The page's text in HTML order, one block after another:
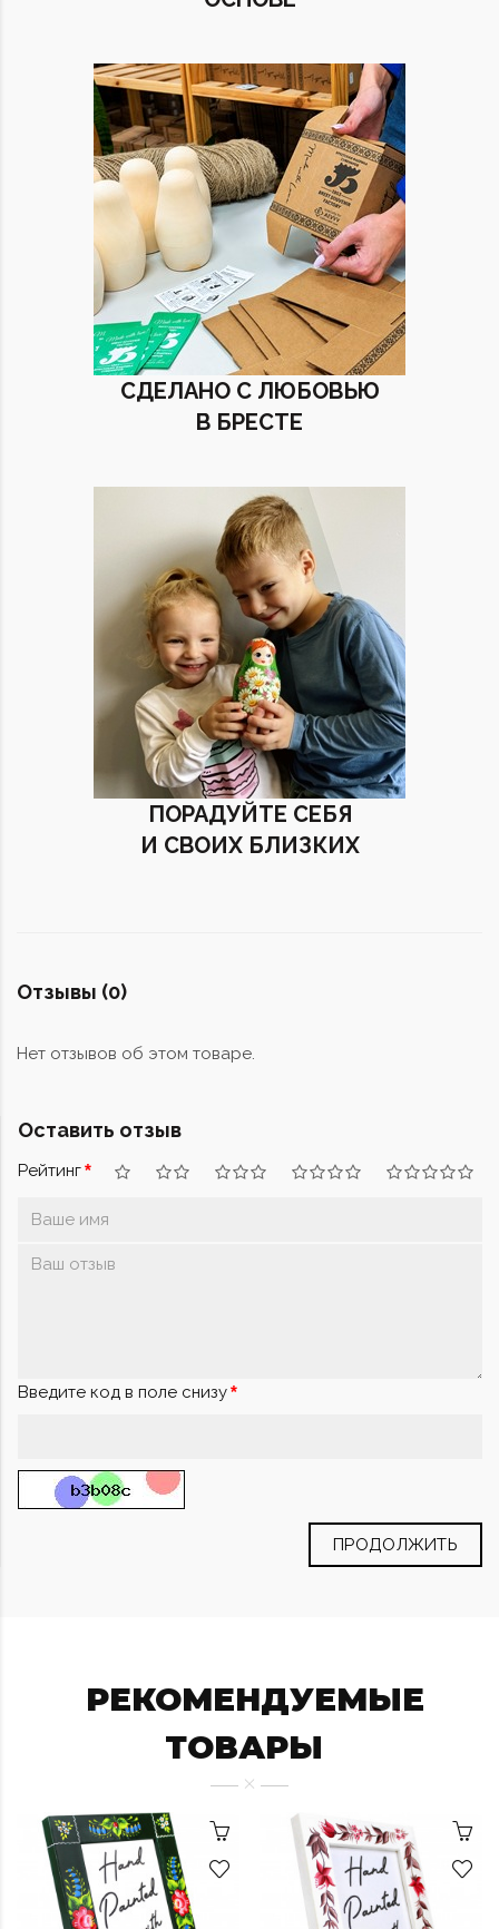
СДЕЛАНО С ЛЮБОВЬЮ
В БРЕСТЕ
ПОРАДУЙТЕ СЕБЯ
И СВОИХ БЛИЗКИХ
Отзывы (0)
Нет отзывов об этом товаре.
Оставить отзыв
Рейтинг
Введите код в поле снизу
ПРОДОЛЖИТЬ
РЕКОМЕНДУЕМЫЕ
ТОВАРЫ